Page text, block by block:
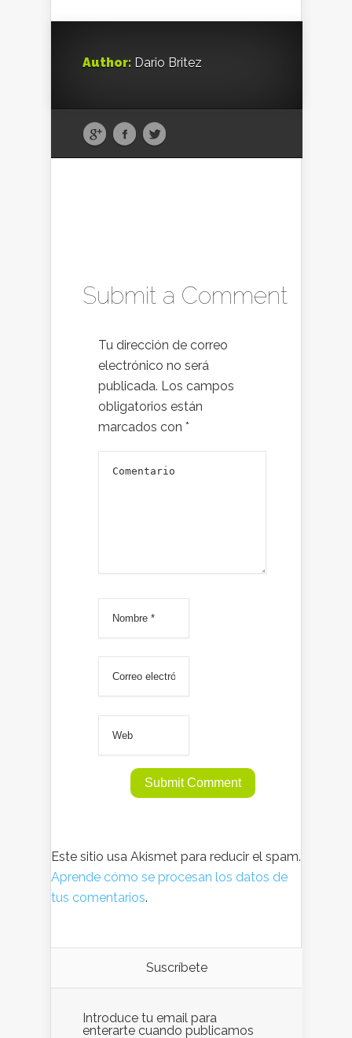
Author: Dario Britez
Submit a Comment
Tu dirección de correo
electrónico no será
publicada. Los campos
obligatorios están
marcados con *
Este sitio usa Akismet para reducir el spam.
Aprende cómo se procesan los datos de
tus comentarios.
Suscríbete
Introduce tu email para
enterarte cuando publicamos